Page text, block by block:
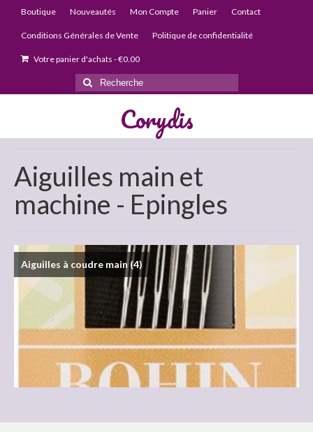
Boutique Nouveautés Mon Compte Panier Contact
Conditions Générales de Vente Politique de confidentialité
Votre panier d'achats -€0.00
Rechercher
:
Corydis
Aiguilles main et
machine - Epingles
Aiguilles à coudre main(4)